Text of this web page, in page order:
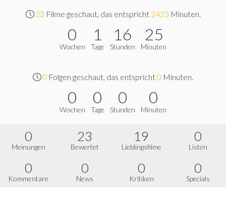
23 Filme geschaut, das entspricht 2425 Minuten.
0
Wochen
1
Tage
16
Stunden
25
Minuten
0 Folgen geschaut, das entspricht0 Minuten.
0
Wochen
0
Tage
0
Stunden
0
Minuten
0
Meinungen
23
Bewertet
19
Lieblingsfilme
0
Listen
0
Kommentare
0
News
0
Kritiken
0
Specials